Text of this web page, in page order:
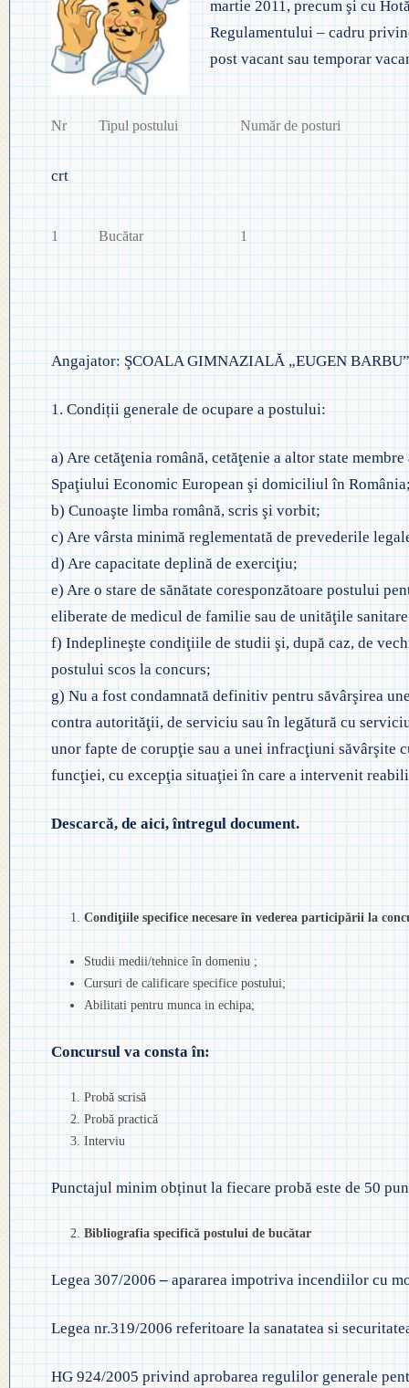
◎ ACHIZIȚII
◎ DOCUMENTE UTILE
◎ REGULAMENT INTERN
◎ REGULAMENT ORGANIZARE
◎ FIȘĂ EVALUARE PERSONAL
◎ ÎNCADRARE PROFESORI
◎ PROFESORI LA CLASE
◎ 2024
◎ 2020
◎ 2019
◎ PLAN DE DEZVOLTARE
INSTITUȚIONALĂ
◎ GHID ÎNVĂȚĂMÂNT
◎ CRITERII DE DEPARTAJARE
PREȘCOLAR 2025-2026
◎
◎ ORDIN
martie 2011, precum şi cu
Regulamentului – cadru
post vacant sau temporar
Nr
crt
Tipul postului Număr de posturi
1 Bucătar 1
Angajator: ŞCOALA GIMNAZIALĂ „EUGEN BARBU”
1. Condiții generale de ocupare a postului:
a) Are cetăţenia română, cetăţenie a altor state
Spaţiului Economic European şi domiciliul în
b) Cunoaşte limba română, scris şi vorbit;
c) Are vârsta minimă reglementată de prevederile
d) Are capacitate deplină de exerciţiu;
e) Are o stare de sănătate coresponzătoare postului
eliberate de medicul de familie sau de unităţile
f) Indeplineşte condiţiile de studii şi, după caz, de
postului scos la concurs;
g) Nu a fost condamnată definitiv pentru săvârşirea
contra autorităţii, de serviciu sau în legătură cu
unor fapte de corupţie sau a unei infracţiuni săvârşite
funcţiei, cu excepţia situaţiei în care a intervenit
Descarcă, de aici, întregul document.
Condiţiile specifice necesare în vederea participării la
Studii medii/tehnice în domeniu ;
Cursuri de calificare specifice postului;
Abilitati pentru munca in echipa;
Concursul va consta în:
Probă scrisă
Probă practică
Interviu
Punctajul minim obținut la fiecare probă este de 50
Bibliografia specifică postului de bucătar
Legea 307/2006–apararea impotriva incendiilor cu
Legea nr.319/2006 referitoare la sanatatea si
HG 924/2005 privind aprobarea regulilor generale